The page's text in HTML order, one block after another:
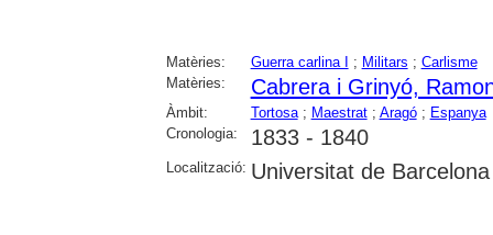
Matèries: Guerra carlina I ; Militars ; Carlisme
Matèries:
Cabrera i Grinyó,
Àmbit: Tortosa; Maestrat; Aragó; Espanya
Cronologia:
1833 - 1840
Localització: Universitat de Barcelona